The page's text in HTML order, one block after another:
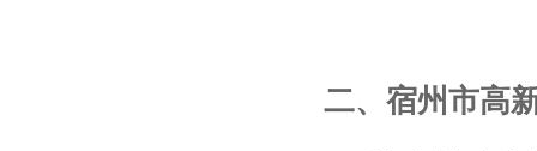
二、宿州市高